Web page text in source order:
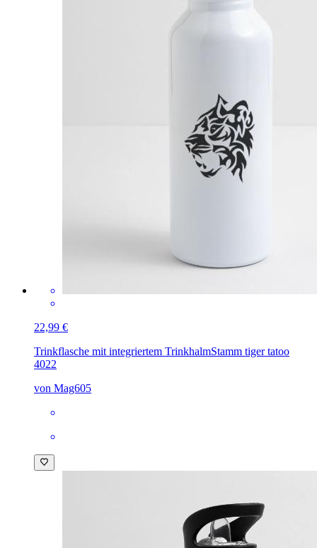
22,99 €
Trinkflasche mit integriertem TrinkhalmStamm tiger tatoo
4022
von Mag605